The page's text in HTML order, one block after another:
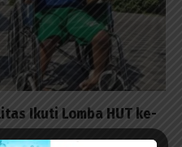
Ikuti Lomba HUT ke-